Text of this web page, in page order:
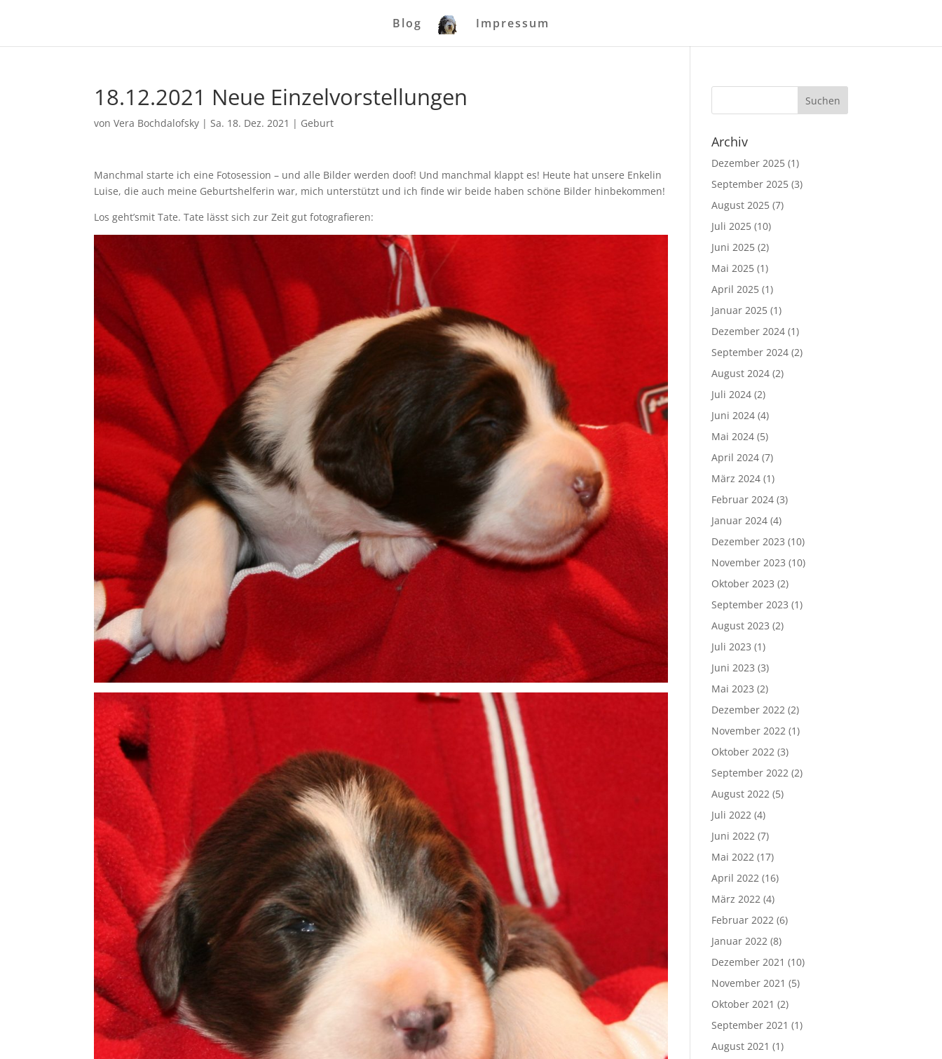
Blog Impressum
18.12.2021 Neue Einzelvorstellungen
vonVera Bochdalofsky |Sa. 18. Dez. 2021 | Geburt
Manchmal starte ich eine Fotosession – und alle Bilder werden doof! Und manchmal klappt es! Heute hat unsere Enkelin
Luise, die auch meine Geburtshelferin war, mich unterstützt und ich finde wir beide haben schöne Bilder hinbekommen!
Los geht’smit Tate. Tate lässt sich zur Zeit gut fotografieren:
Archiv
Dezember 2025 (1)
September 2025 (3)
August 2025 (7)
Juli 2025 (10)
Juni 2025 (2)
Mai 2025 (1)
April 2025 (1)
Januar 2025 (1)
Dezember 2024 (1)
September 2024 (2)
August 2024 (2)
Juli 2024 (2)
Juni 2024 (4)
Mai 2024 (5)
April 2024 (7)
März 2024 (1)
Februar 2024 (3)
Januar 2024 (4)
Dezember 2023 (10)
November 2023 (10)
Oktober 2023 (2)
September 2023 (1)
August 2023 (2)
Juli 2023 (1)
Juni 2023 (3)
Mai 2023 (2)
Dezember 2022 (2)
November 2022 (1)
Oktober 2022 (3)
September 2022 (2)
August 2022 (5)
Juli 2022 (4)
Juni 2022 (7)
Mai 2022 (17)
April 2022 (16)
März 2022 (4)
Februar 2022 (6)
Januar 2022 (8)
Dezember 2021 (10)
November 2021 (5)
Oktober 2021 (2)
September 2021 (1)
August 2021 (1)